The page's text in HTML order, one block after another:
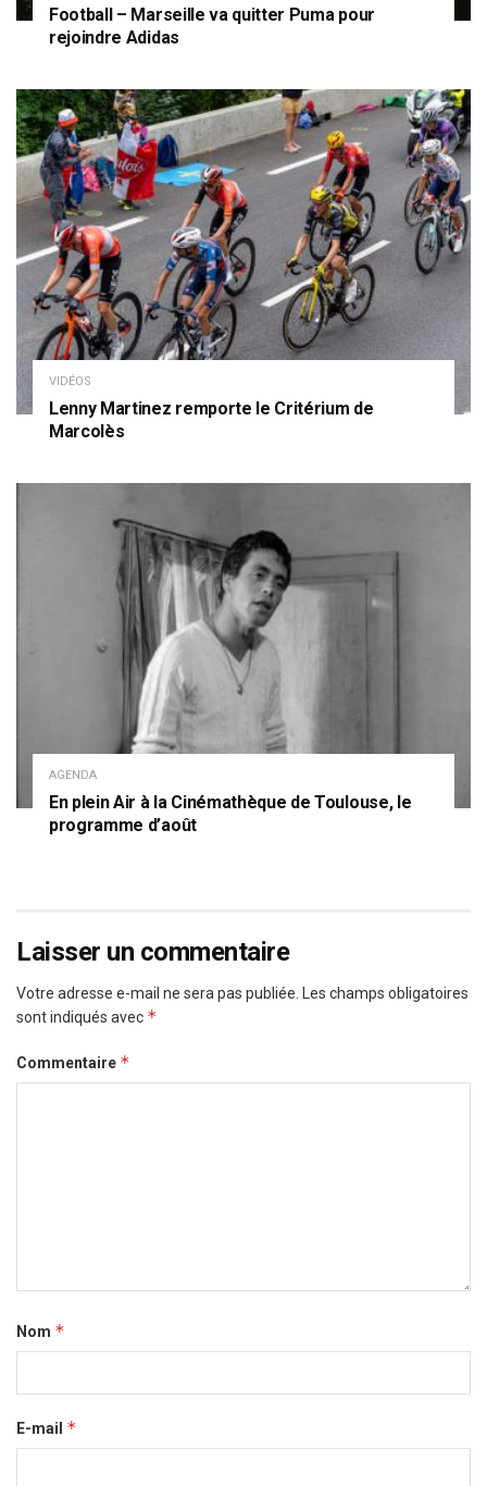
Football – Marseille va quitter Puma pour
rejoindre Adidas
VIDÉOS
Lenny Martinez remporte le Critérium de
Marcolès
AGENDA
En plein Air à la Cinémathèque de Toulouse, le
programme d’août
Laisser un commentaire
Votre adresse e-mail ne sera pas publiée.
Les champs obligatoires
sont indiqués avec *
Commentaire *
Nom *
E-mail *